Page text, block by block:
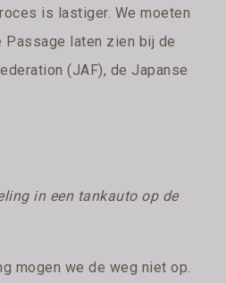
is lastiger. We moeten
Passage laten zien bij de
(JAF), de Japanse
in een tankauto op de
mogen we de weg niet op.